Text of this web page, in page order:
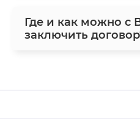
Где и как можно с
заключить